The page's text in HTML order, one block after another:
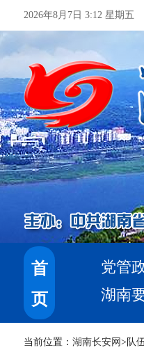
2026年8月7日 3:12 星期五
首
页
党管
湖南
当前位置： 湖南长安网 >队